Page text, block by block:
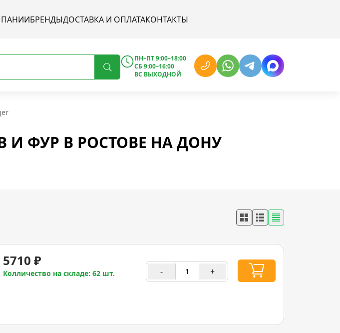
БРЕНДЫДОСТАВКА И ОПЛАТАКОНТАКТЫ
ПН–ПТ 9:00–18:00
СБ 9:00–16:00
ВС ВЫХОДНОЙ
И ФУР В РОСТОВЕ НА ДОНУ
5710 ₽
Колличество на складе: 62 шт. - +